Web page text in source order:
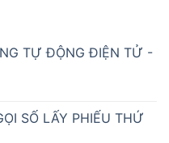
TỰ ĐỘNG ĐIỆN TỬ -
SỐ LẤY PHIẾU THỨ